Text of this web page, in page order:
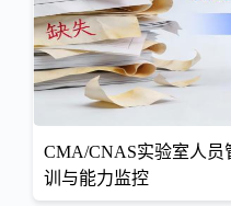
CMA/CNAS实验室人
训与能力监控